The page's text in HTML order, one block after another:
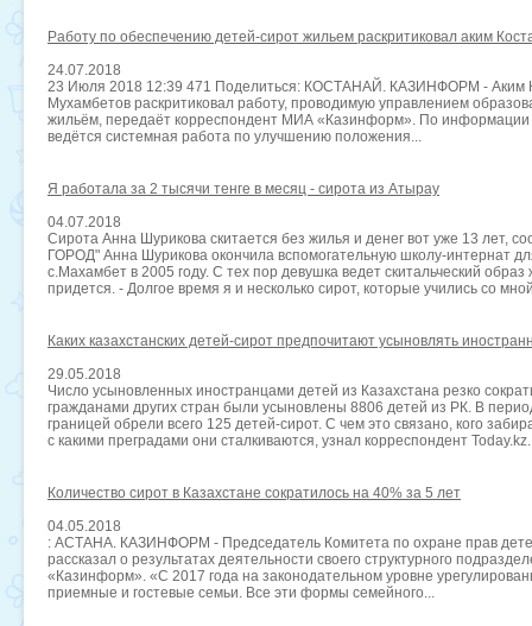
Работу по обеспечению детей-сирот жильем раскритиковал аким
24.07.2018
23 Июля 2018 12:39 471 Поделиться: КОСТАНАЙ. КАЗИНФОРМ - Аким
Мухамбетов раскритиковал работу, проводимую управлением
жильём, передаёт корреспондент МИА «Казинформ». По информации
ведётся системная работа по улучшению положения...
Я работала за 2 тысячи тенге в месяц - сирота из Атырау
04.07.2018
Сирота Анна Шурикова скитается без жилья и денег вот уже 13 лет,
ГОРОД" Анна Шурикова окончила вспомогательную школу-интернат
с.Махамбет в 2005 году. С тех пор девушка ведет скитальческий
придется. - Долгое время я и несколько сирот, которые учились со
Каких казахстанских детей-сирот предпочитают усыновлять
29.05.2018
Число усыновленных иностранцами детей из Казахстана резко
гражданами других стран были усыновлены 8806 детей из РК. В
границей обрели всего 125 детей-сирот. С чем это связано, кого
с какими преградами они сталкиваются, узнал корреспондент
Количество сирот в Казахстане сократилось на 40% за 5 лет
04.05.2018
: АСТАНА. КАЗИНФОРМ - Председатель Комитета по охране прав
рассказал о результатах деятельности своего структурного
«Казинформ». «С 2017 года на законодательном уровне
приемные и гостевые семьи. Все эти формы семейного...